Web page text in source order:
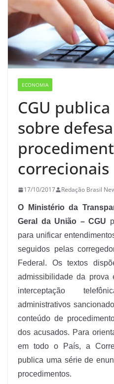
ECONOMIA
CGU
sobre
correcionais
17/10/2017 Redação Brasil
O Ministério da
Geral da União – CGU
para unificar
seguidos pelas
Federal. Os textos
admissibilidade da prova
interceptação
administrativos
conteúdo de
dos acusados. Para
em todo o País, a
publica uma série de
procedimentos.